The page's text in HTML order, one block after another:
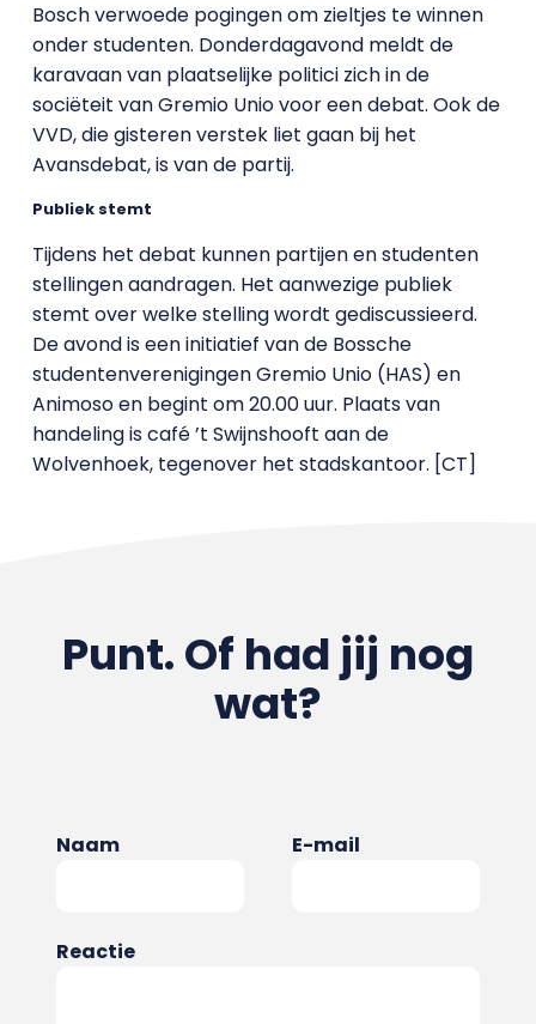
Bosch verwoede pogingen om zieltjes te winnen
onder studenten. Donderdagavond meldt de
karavaan van plaatselijke politici zich in de
sociëteit van Gremio Unio voor een debat. Ook de
VVD, die gisteren verstek liet gaan bij het
Avansdebat, is van de partij.
Publiek stemt
Tijdens het debat kunnen partijen en studenten
stellingen aandragen. Het aanwezige publiek
stemt over welke stelling wordt gediscussieerd.
De avond is een initiatief van de Bossche
studentenverenigingen Gremio Unio (HAS) en
Animoso en begint om 20.00 uur. Plaats van
handeling is café ’t Swijnshooft aan de
Wolvenhoek, tegenover het stadskantoor. [CT]
Punt. Of had jij nog
wat?
Naam E-mail
Reactie